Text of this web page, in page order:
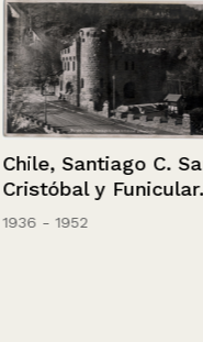
Chile, Santiago C.
Cristóbal y Funicular.
1936 - 1952